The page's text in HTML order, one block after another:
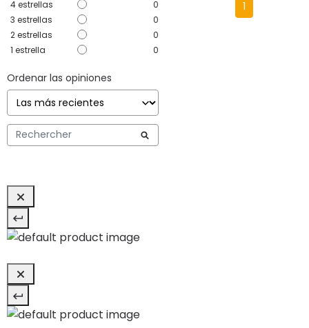
4estrellas
0
3 estrellas
0
2estrellas
0
1 estrella 0
Ordenar las opiniones
1